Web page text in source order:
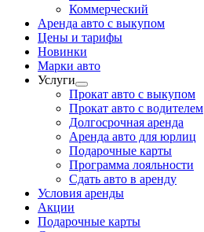
Коммерческий
Аренда авто с выкупом
Цены и тарифы
Новинки
Марки авто
Услуги
Прокат авто с выкупом
Прокат авто с водителем
Долгосрочная аренда
Аренда авто для юрлиц
Подарочные карты
Программа лояльности
Сдать авто в аренду
Условия аренды
Акции
Подарочные карты